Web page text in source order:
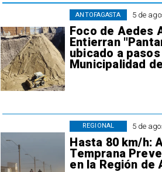
5 de
Foco de Aedes
Entierran
ubicado a
Municipalidad
ANTOFAGASTA
5 de
Hasta 80 km/h:
Temprana
en la Región de
REGIONAL